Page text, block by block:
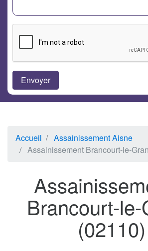
Accueil
Assainissement Aisne
Assainissement Brancourt-le-
Brancourt-le-
(02110)